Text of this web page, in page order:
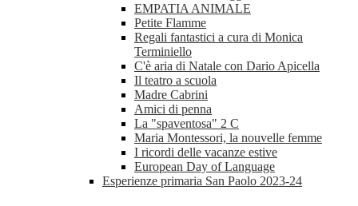
EMPATIA ANIMALE
Petite Flamme
Regali fantastici a cura di Monica
Terminiello
C'è aria di Natale con Dario Apicella
Il teatro a scuola
Madre Cabrini
Amici di penna
La "spaventosa" 2 C
Maria Montessori, la nouvelle femme
I ricordi delle vacanze estive
European Day of Language
Esperienze primaria San Paolo 2023-24